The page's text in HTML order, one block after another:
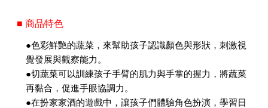
■ 商品特色
●色彩鮮艷的蔬菜，來幫助孩子認識顏色與形狀，刺激視
覺發展與觀察能力。
●切蔬菜可以訓練孩子手臂的肌力與手掌的握力，將蔬菜
再黏合，促進手眼協調力。
●在扮家家酒的遊戲中，讓孩子們體驗角色扮演，學習日